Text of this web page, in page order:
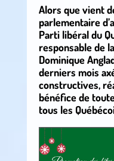
Alors que vient
parlementaire
Parti libéral du
responsable de
Dominique
derniers mois
constructives,
bénéfice de
tous les